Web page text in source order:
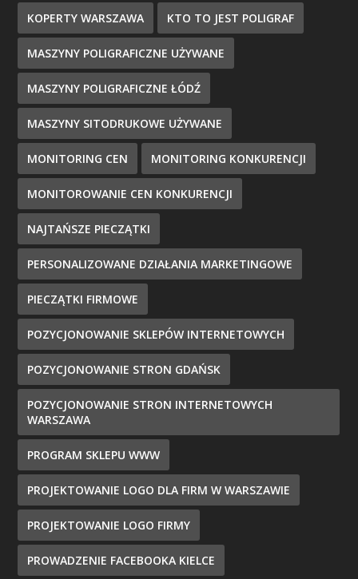
KOPERTY WARSZAWA KTO TO JEST POLIGRAF
MASZYNY POLIGRAFICZNE UŻYWANE
MASZYNY POLIGRAFICZNE ŁÓDŹ
MASZYNY SITODRUKOWE UŻYWANE
MONITORING CEN MONITORING KONKURENCJI
MONITOROWANIE CEN KONKURENCJI
NAJTAŃSZE PIECZĄTKI
PERSONALIZOWANE DZIAŁANIA MARKETINGOWE
PIECZĄTKI FIRMOWE
POZYCJONOWANIE SKLEPÓW INTERNETOWYCH
POZYCJONOWANIE STRON GDAŃSK
POZYCJONOWANIE STRON INTERNETOWYCH
WARSZAWA
PROGRAM SKLEPU WWW
PROJEKTOWANIE LOGO DLA FIRM W WARSZAWIE
PROJEKTOWANIE LOGO FIRMY
PROWADZENIE FACEBOOKA KIELCE